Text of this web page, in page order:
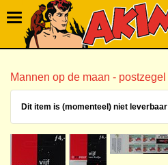
Mannen op de maan - postzegel
Dit item is (momenteel) niet leverbaar